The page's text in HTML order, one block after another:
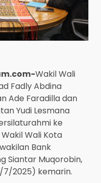
Wakil Wali
Fadly Abdina
Ade Faradilla dan
Yudi Lesmana
ke
Wali Kota
Bank
Siantar Muqorobin,
7/2025) kemarin.